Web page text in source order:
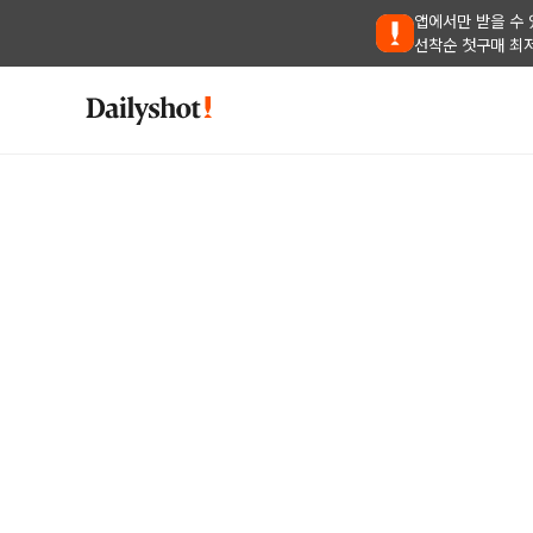
앱에서만 받을 수
선착순 첫구매 최